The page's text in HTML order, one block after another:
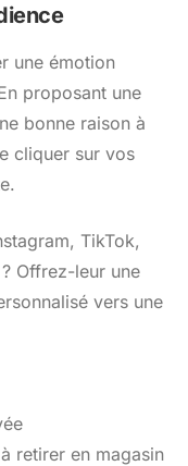
une émotion
proposant une
bonne raison à
cliquer sur vos
TikTok,
Offrez-leur une
vers une
retirer en magasin